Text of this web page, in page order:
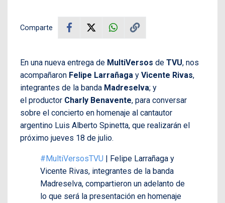
Comparte
En una nueva entrega de MultiVersos de TVU, nos
acompañaron Felipe Larrañaga y Vicente Rivas,
integrantes de la banda Madreselva; y
el productor Charly Benavente, para conversar
sobre el concierto en homenaje al cantautor
argentino Luis Alberto Spinetta, que realizarán el
próximo jueves 18 de julio.
#MultiVersosTVU | Felipe Larrañaga y
Vicente Rivas, integrantes de la banda
Madreselva, compartieron un adelanto de
lo que será la presentación en homenaje